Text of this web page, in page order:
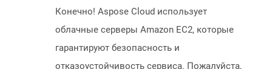
Конечно! Aspose Cloud использует
облачные серверы Amazon EC2, которые
гарантируют безопасность и
отказоустойчивость сервиса. Пожалуйста,